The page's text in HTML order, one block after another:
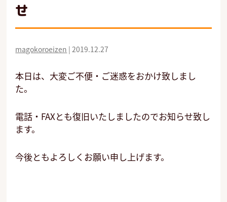
せ
magokoroeizen |2019.12.27
本日は、大変ご不便・ご迷惑をおかけ致しまし
た。
電話・FAXとも復旧いたしましたのでお知らせ致し
ます。
今後ともよろしくお願い申し上げます。